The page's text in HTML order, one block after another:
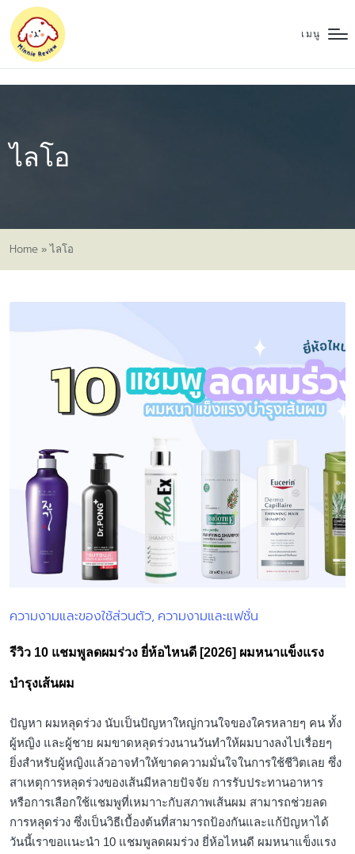
เมนู
ไลโอ
Home »ไลโอ
Posted
ความงามและของใช้ส่วนตัว ความงามและแฟชั่น
รีวิว 10 แชมพูลดผมร่วง ยี่ห้อไหนดี [2026] ผมหนาแข็งแรง
บำรุงเส้นผม
ปัญหา ผมหลุดร่วง นับเป็นปัญหาใหญ่กวนใจของใครหลายๆ คน ทั้ง
ผู้หญิง และผู้ชาย ผมขาดหลุดร่วงนานวันทำให้ผมบางลงไปเรื่อยๆ
ยิ่งสำหรับผู้หญิงแล้วอาจทำให้ขาดความมั่นใจในการใช้ชีวิตเลย ซึ่ง
สาเหตุการหลุดร่วงของเส้นมีหลายปัจจัย การรับประทานอาหาร
หรือการเลือกใช้แชมพูที่เหมาาะกับสภาพเส้นผม สามารถช่วยลด
การหลุดร่วง ซึ่งเป็นวิธีเบื้องต้นที่สามารถป้องกันและแก้ปัญหาได้
วันนี้เราขอเเนะนำ 10 แชมพูลดผมร่วง ยี่ห้อไหนดี ผมหนาแข็งแรง